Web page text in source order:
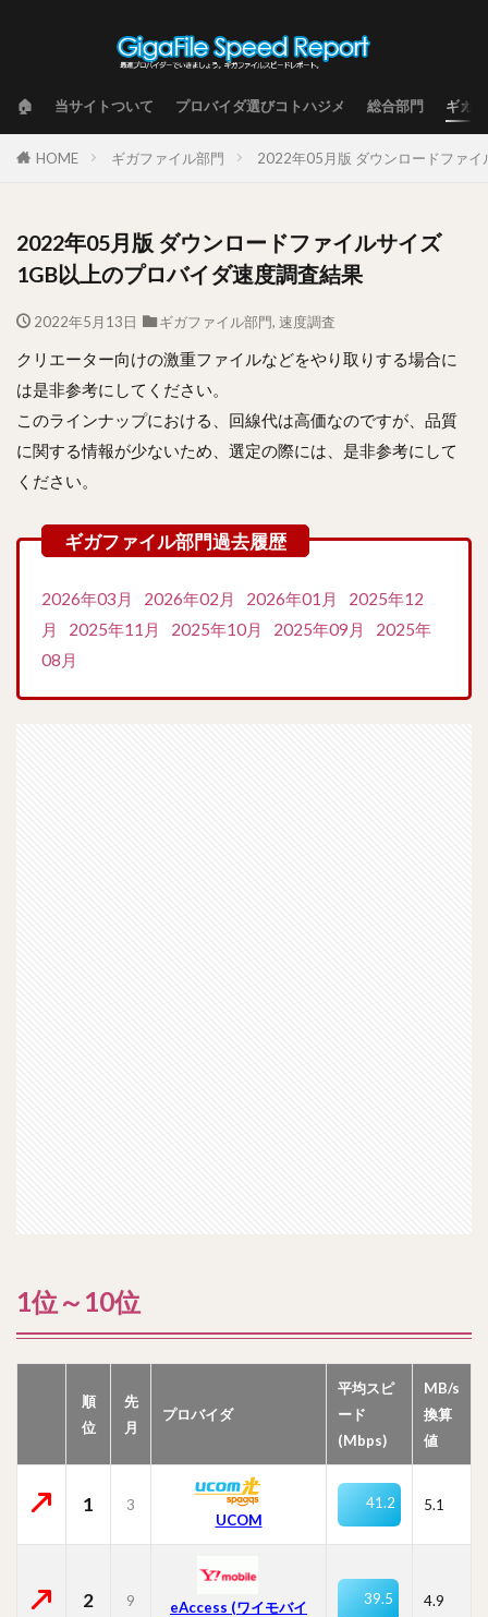
🏠 当サイトついて プロバイダ選びコトハジメ 総合部門 ギガ
HOME ギガファイル部門 2022年05月版 ダウンロードファ
2022年05月版 ダウンロードファイルサイズ
1GB以上のプロバイダ速度調査結果
2022年5月13日 ギガファイル部門, 速度調査
クリエーター向けの激重ファイルなどをやり取りする場合に
は是非参考にしてください。
このラインナップにおける、回線代は高価なのですが、品質
に関する情報が少ないため、選定の際には、是非参考にして
ください。
2026年03月 2026年02月 2026年01月
2025年12
月
2025年11月 2025年10月 2025年09月
2025年
08月
1位～10位
順
位
先
月
プロバイダ
平均スピ
ード
(Mbps)
MB/s
換算
値
1
3
UCOM
41.2 5.1
2 9
eAccess (ワイモバイ
39.5 4.9